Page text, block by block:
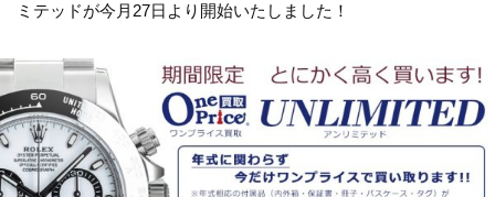
ミテッドが今月27日より開始いたしました！